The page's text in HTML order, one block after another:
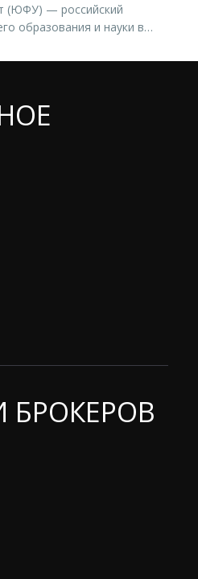
(ЮФУ) — российский
образования и науки в
на-Дону и Таганроге
подразделений 70,
БРОКЕРОВ